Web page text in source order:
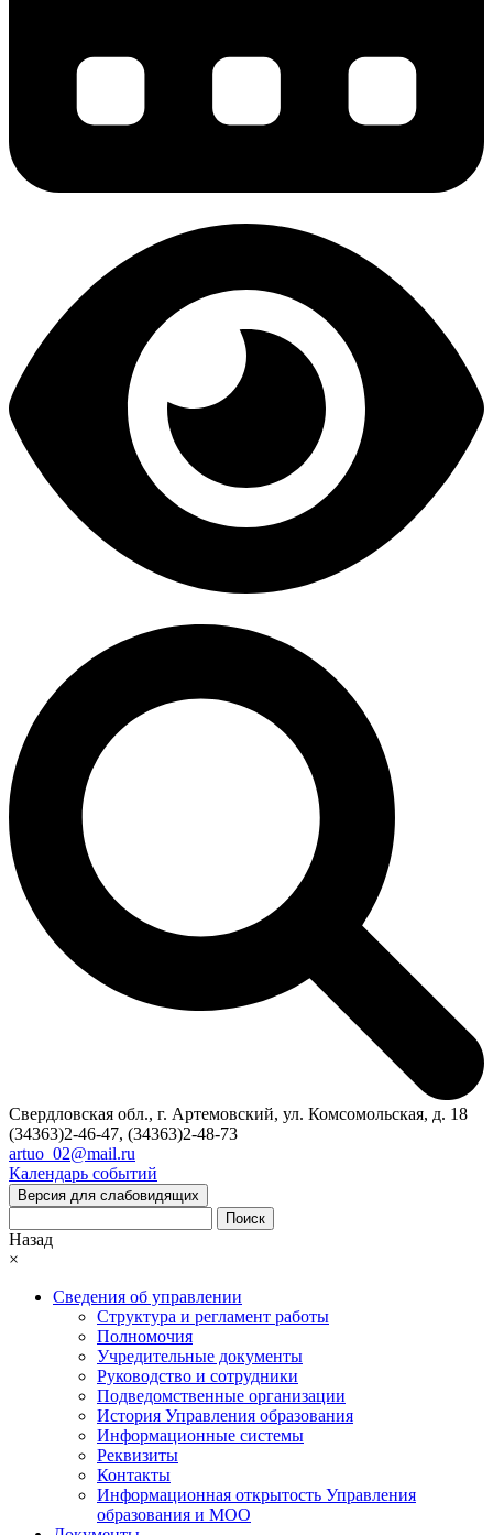
Свердловская обл., г. Артемовский, ул. Комсомольская, д. 18
(34363)2-46-47, (34363)2-48-73
artuo_02@mail.ru
Календарь событий
Версия для слабовидящих
Поиск
Назад
×
Сведения об управлении
Структура и регламент работы
Полномочия
Учредительные документы
Руководство и сотрудники
Подведомственные организации
История Управления образования
Информационные системы
Реквизиты
Контакты
Информационная открытость Управления
образования и МОО